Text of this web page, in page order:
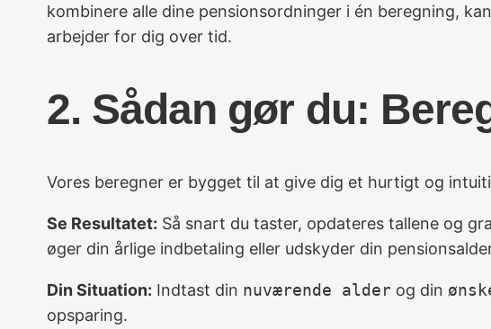
kombinere alle dine pensionsordninger i én beregning,
arbejder for dig over tid.
2. Sådan gør du:
Vores beregner er bygget til at give dig et hurtigt og
Se Resultatet: Så snart du taster, opdateres tallene og
øger din årlige indbetaling eller udskyder din
Din Situation: Indtast din nuværende alder og din
opsparing.